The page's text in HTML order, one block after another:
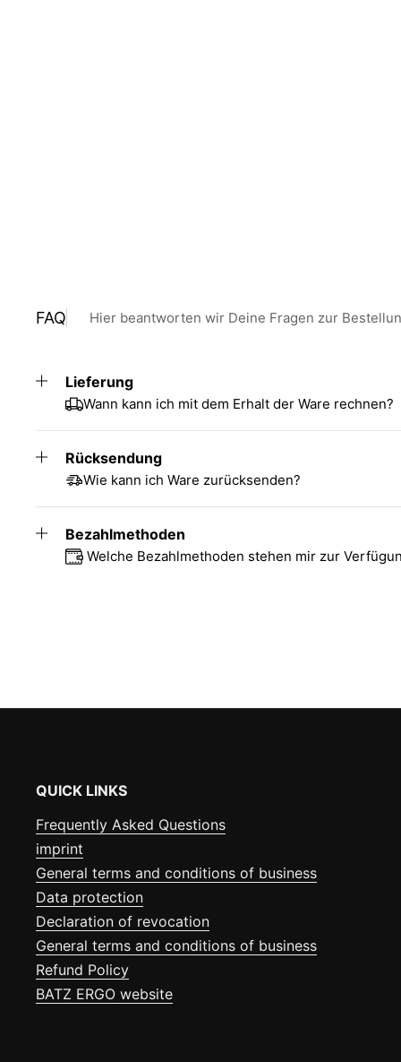
FAQ Hier beantworten wir Deine Fragen zur
Lieferung
Wann kann ich mit dem Erhalt der Ware rechnen?
Rücksendung
Wie kann ich Ware zurücksenden?
Bezahlmethoden
Welche Bezahlmethoden stehen mir zur
QUICK LINKS
Frequently Asked Questions
imprint
General terms and conditions of business
Data protection
Declaration of revocation
General terms and conditions of business
Refund Policy
BATZ ERGO website